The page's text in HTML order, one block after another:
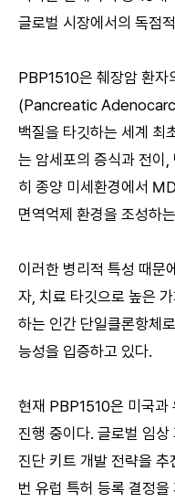
글로벌 시장에서의 독점
PBP1510은 췌장암 환
(Pancreatic
백질을 타깃하는 세계 최
는 암세포의 증식과 전이
히 종양 미세환경에서
면역억제 환경을 조성하
이러한 병리적 특성 때문
자, 치료 타깃으로 높은
하는 인간 단일클론항체
능성을 입증하고 있다.
현재 PBP1510은 미국과
진행 중이다. 글로벌 임상
진단 키트 개발 전략을 추
번 유럽 특허 등록 결정